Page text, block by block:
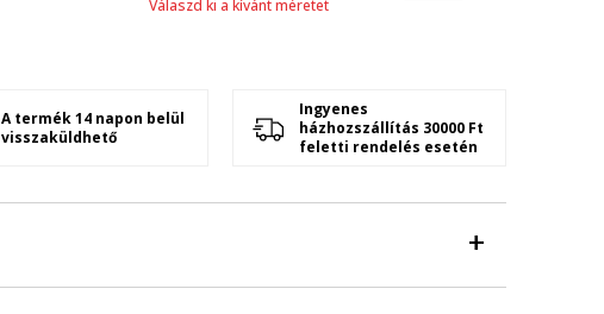
Válaszd ki a kívánt méretet
A termék 14 napon belül
visszaküldhető
Ingyenes
házhozszállítás 30000 Ft
feletti rendelés esetén